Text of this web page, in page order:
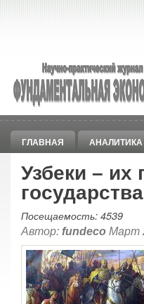
ГЛАВНАЯ АНАЛИТИКА
Узбеки – их
Посещаемость: 4539
Автор: fundeco Март